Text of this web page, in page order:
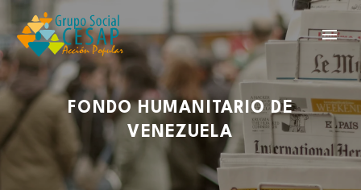
FONDO HUMANITARIO DE
VENEZUELA